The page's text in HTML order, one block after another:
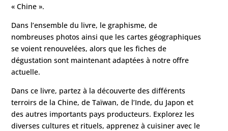
« Chine ».
Dans l’ensemble du livre, le graphisme, de
nombreuses photos ainsi que les cartes géographiques
se voient renouvelées, alors que les fiches de
dégustation sont maintenant adaptées à notre offre
actuelle.
Dans ce livre, partez à la découverte des différents
terroirs de la Chine, de Taïwan, de l’Inde, du Japon et
des autres importants pays producteurs. Explorez les
diverses cultures et rituels, apprenez à cuisiner avec le